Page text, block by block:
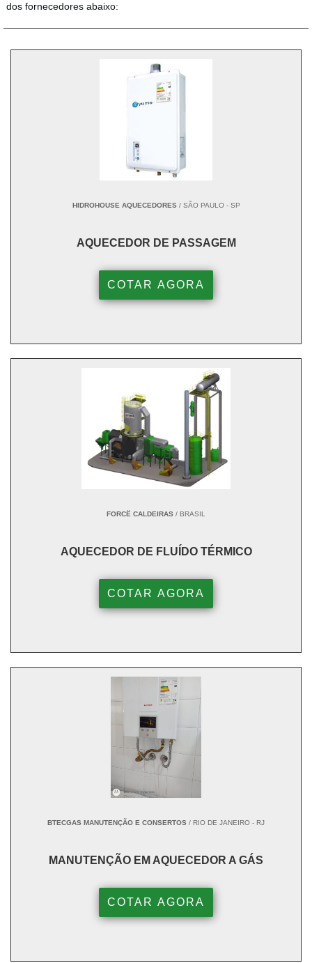
dos fornecedores abaixo:
HIDROHOUSE AQUECEDORES/ SÃO PAULO - SP
AQUECEDOR DE PASSAGEM
COTAR AGORA
FORCË CALDEIRAS / BRASIL
AQUECEDOR DE FLUÍDO TÉRMICO
COTAR AGORA
BTECGAS MANUTENÇÃO E CONSERTOS / RIO DE JANEIRO - RJ
MANUTENÇÃO EM AQUECEDOR A GÁS
COTAR AGORA